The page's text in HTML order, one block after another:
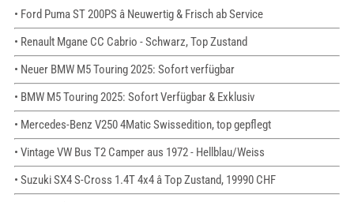
• Ford Puma ST 200PS â Neuwertig & Frisch ab Service
• Renault Mgane CC Cabrio - Schwarz, Top Zustand
• Neuer BMW M5 Touring 2025: Sofort verfügbar
• BMW M5 Touring 2025: Sofort Verfügbar & Exklusiv
• Mercedes-Benz V250 4Matic Swissedition, top gepflegt
• Vintage VW Bus T2 Camper aus 1972 - Hellblau/Weiss
• Suzuki SX4 S-Cross 1.4T 4x4 â Top Zustand, 19990 CHF